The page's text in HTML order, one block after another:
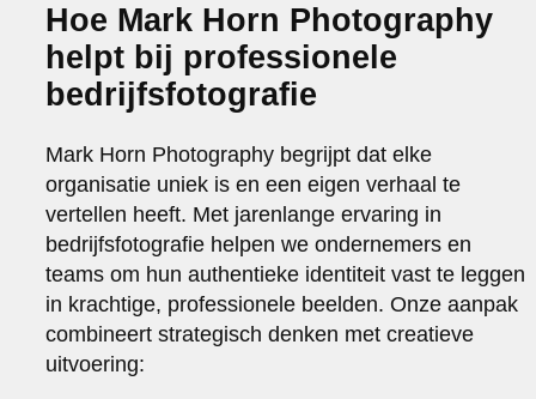
Hoe Mark Horn Photography
helpt bij professionele
bedrijfsfotografie
Mark Horn Photography begrijpt dat elke
organisatie uniek is en een eigen verhaal te
vertellen heeft. Met jarenlange ervaring in
bedrijfsfotografie helpen we ondernemers en
teams om hun authentieke identiteit vast te leggen
in krachtige, professionele beelden. Onze aanpak
combineert strategisch denken met creatieve
uitvoering: